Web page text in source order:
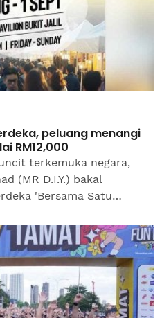
peluang menangi
RM12,000
terkemuka negara,
(MR D.I.Y.) bakal
'Bersama Satu